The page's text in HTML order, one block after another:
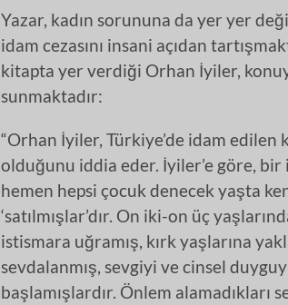
Yazar, kadın sorununa da yer yer
idam cezasını insani açıdan
kitapta yer verdiği Orhan İyiler,
sunmaktadır:
“Orhan İyiler, Türkiye’de idam edilen
olduğunu iddia eder. İyiler’e göre, bir
hemen hepsi çocuk denecek yaşta
‘satılmışlar’dır. On iki-on üç
istismara uğramış, kırk yaşlarına
sevdalanmış, sevgiyi ve cinsel
başlamışlardır. Önlem alamadıkları